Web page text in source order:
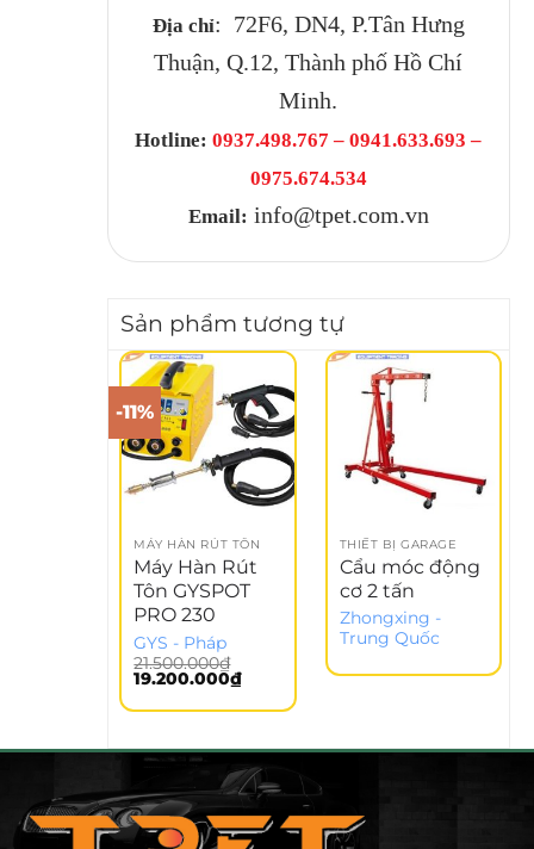
Địa chỉ: 72F6, DN4, P.Tân Hưng
Thuận, Q.12, Thành phố Hồ Chí
Minh.
Hotline: 0937.498.767 – 0941.633.693 –
0975.674.534
Email: info@tpet.com.vn
Sản phẩm tương tự
-11%
MÁY HÀN RÚT TÔN
Máy Hàn Rút
Tôn GYSPOT
PRO 230
GYS - Pháp
21.500.000₫
Giá
là:
19.200.000₫Giá
tại
THIẾT BỊ GARAGE
Cẩu móc động
cơ 2 tấn
Zhongxing -
Trung Quốc